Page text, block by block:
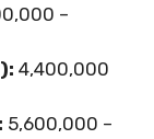
–
4,400,000
5,600,000 –